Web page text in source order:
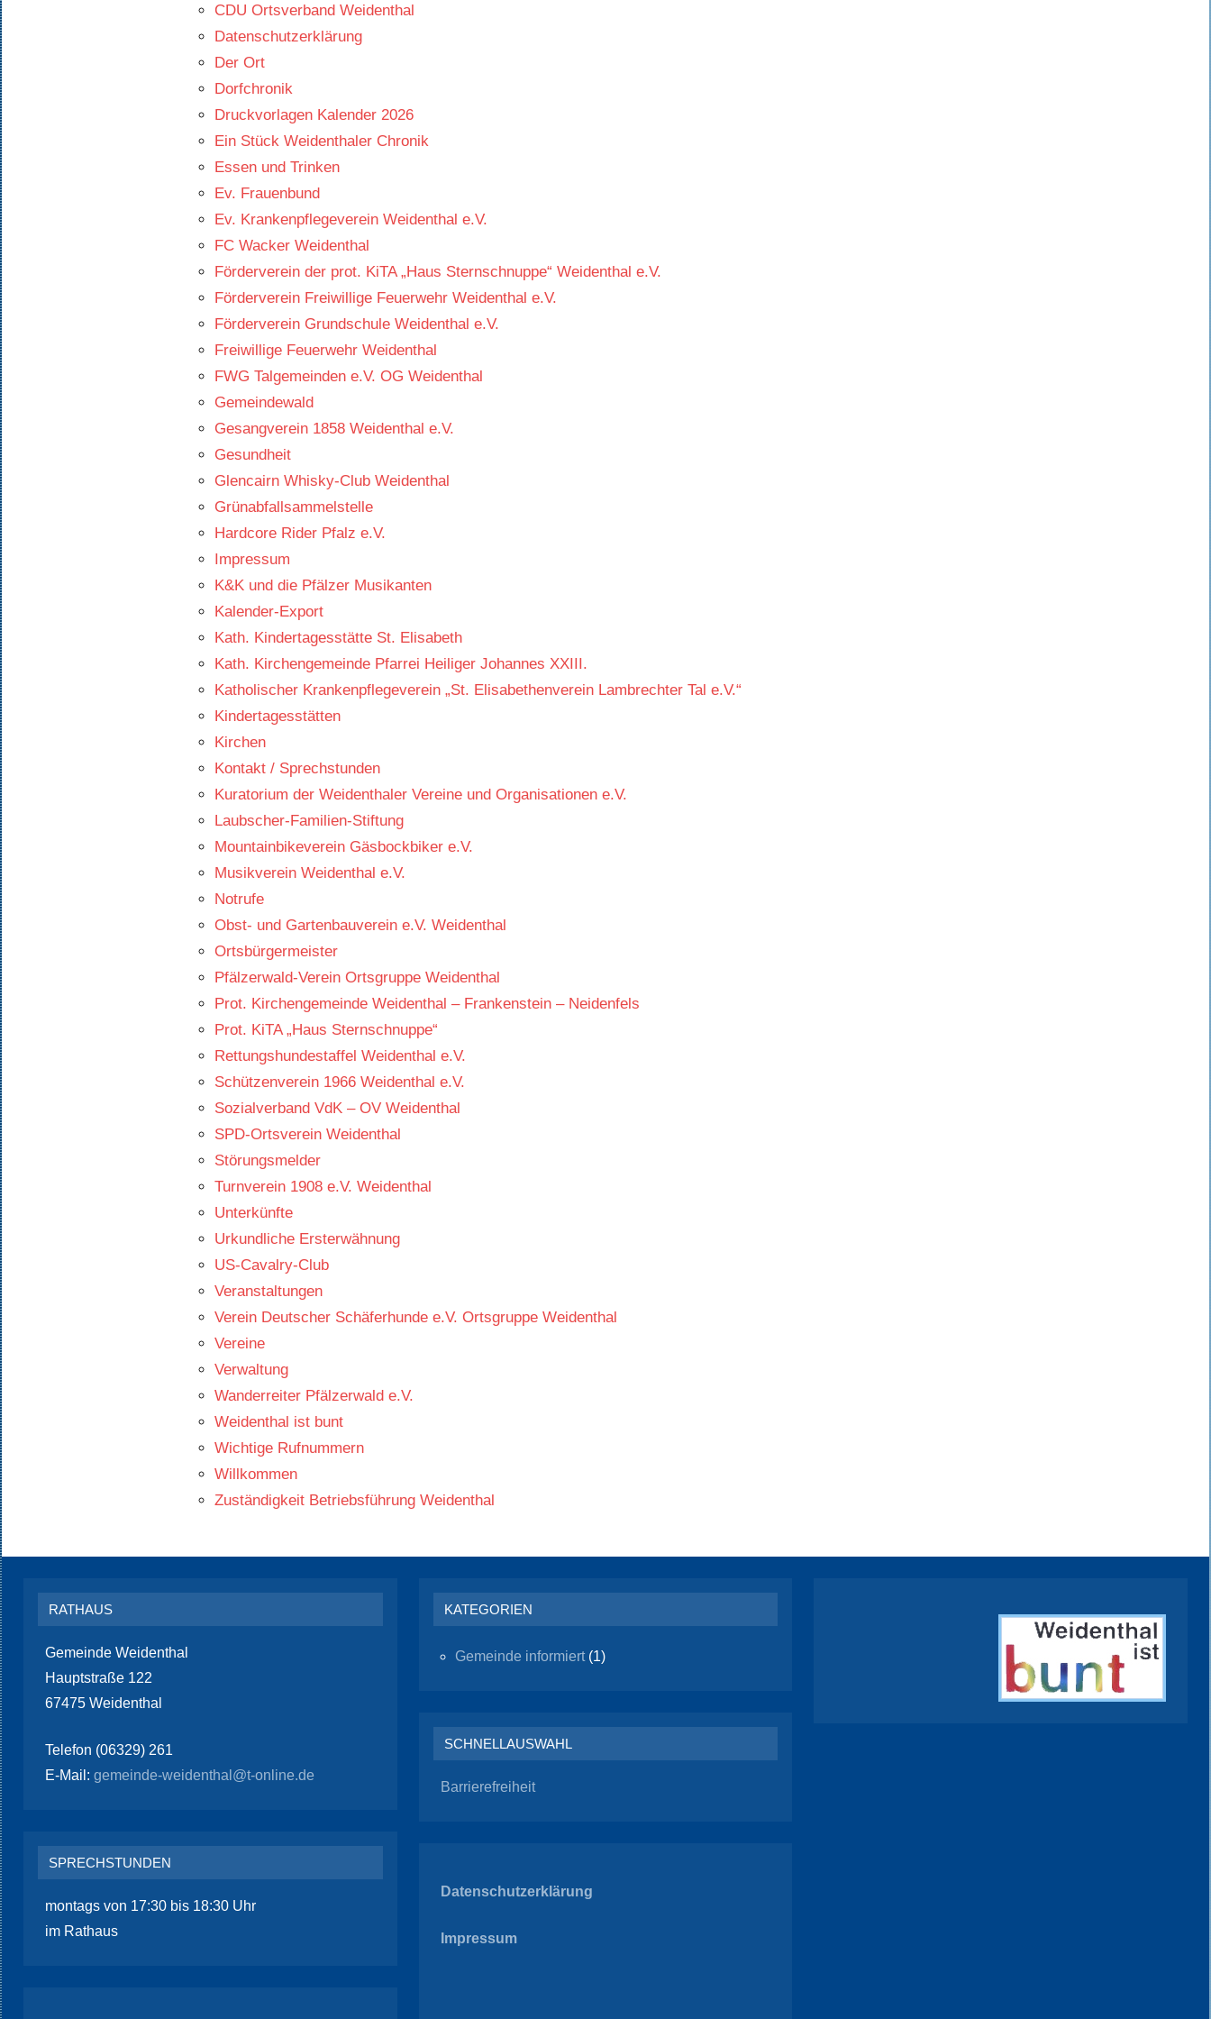
CDU Ortsverband Weidenthal
Datenschutzerklärung
Der Ort
Dorfchronik
Druckvorlagen Kalender 2026
Ein Stück Weidenthaler Chronik
Essen und Trinken
Ev. Frauenbund
Ev. Krankenpflegeverein Weidenthal e.V.
FC Wacker Weidenthal
Förderverein der prot. KiTA „Haus Sternschnuppe“ Weidenthal e.V.
Förderverein Freiwillige Feuerwehr Weidenthal e.V.
Förderverein Grundschule Weidenthal e.V.
Freiwillige Feuerwehr Weidenthal
FWG Talgemeinden e.V. OG Weidenthal
Gemeindewald
Gesangverein 1858 Weidenthal e.V.
Gesundheit
Glencairn Whisky-Club Weidenthal
Grünabfallsammelstelle
Hardcore Rider Pfalz e.V.
Impressum
K&K und die Pfälzer Musikanten
Kalender-Export
Kath. Kindertagesstätte St. Elisabeth
Kath. Kirchengemeinde Pfarrei Heiliger Johannes XXIII.
Katholischer Krankenpflegeverein „St. Elisabethenverein Lambrechter Tal e.V.“
Kindertagesstätten
Kirchen
Kontakt / Sprechstunden
Kuratorium der Weidenthaler Vereine und Organisationen e.V.
Laubscher-Familien-Stiftung
Mountainbikeverein Gäsbockbiker e.V.
Musikverein Weidenthal e.V.
Notrufe
Obst- und Gartenbauverein e.V. Weidenthal
Ortsbürgermeister
Pfälzerwald-Verein Ortsgruppe Weidenthal
Prot. Kirchengemeinde Weidenthal – Frankenstein – Neidenfels
Prot. KiTA „Haus Sternschnuppe“
Rettungshundestaffel Weidenthal e.V.
Schützenverein 1966 Weidenthal e.V.
Sozialverband VdK – OV Weidenthal
SPD-Ortsverein Weidenthal
Störungsmelder
Turnverein 1908 e.V. Weidenthal
Unterkünfte
Urkundliche Ersterwähnung
US-Cavalry-Club
Veranstaltungen
Verein Deutscher Schäferhunde e.V. Ortsgruppe Weidenthal
Vereine
Verwaltung
Wanderreiter Pfälzerwald e.V.
Weidenthal ist bunt
Wichtige Rufnummern
Willkommen
Zuständigkeit Betriebsführung Weidenthal
RATHAUS
Gemeinde Weidenthal
Hauptstraße 122
67475 Weidenthal
Telefon (06329) 261
E-Mail: gemeinde-weidenthal@t-online.de
SPRECHSTUNDEN
montags von 17:30 bis 18:30 Uhr
im Rathaus
KATEGORIEN
Gemeinde informiert(1)
SCHNELLAUSWAHL
Barrierefreiheit
Datenschutzerklärung
Impressum